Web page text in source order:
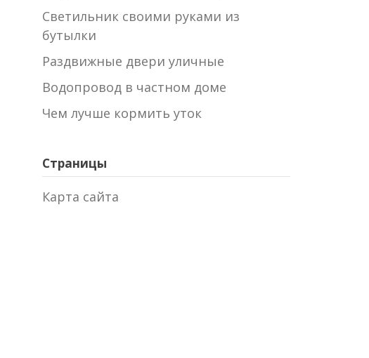
Светильник своими руками из
бутылки
Раздвижные двери уличные
Водопровод в частном доме
Чем лучше кормить уток
Страницы
Карта сайта